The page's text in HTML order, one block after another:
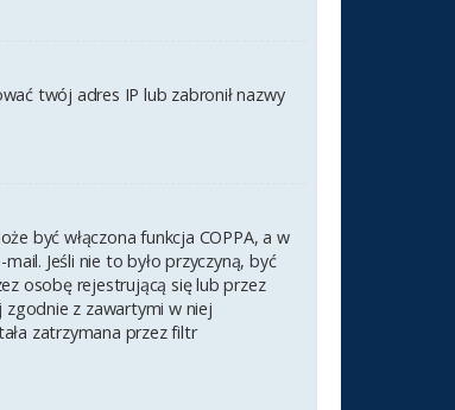
twój adres IP lub zabronił nazwy
być włączona funkcja COPPA, a w
Jeśli nie to było przyczyną, być
osobę rejestrującą się lub przez
zgodnie z zawartymi w niej
zatrzymana przez filtr